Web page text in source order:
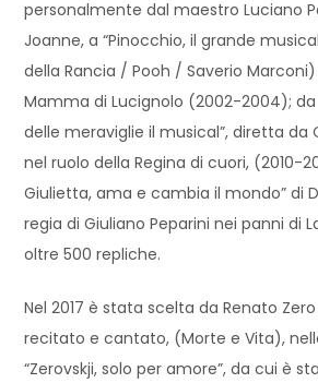
personalmente dal maestro Luciano
Joanne, a “Pinocchio, il grande
della Rancia / Pooh / Saverio
Mamma di Lucignolo (2002-2004); da
delle meraviglie il musical”, diretta da
nel ruolo della Regina di cuori, (2010-
Giulietta, ama e cambia il mondo” di
regia di Giuliano Peparini nei panni di
oltre 500 repliche.
Nel 2017 è stata scelta da Renato
recitato e cantato, (Morte e Vita),
“Zerovskji, solo per amore”, da cui è